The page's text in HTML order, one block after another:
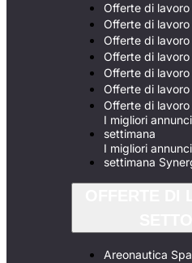
Offerte di lavoro
Offerte di
Offerte di lavoro
Offerte di lavoro
Offerte di lavoro
Offerte di
Offerte di lavoro
I migliori
settimana
I migliori
settimana
Areonautica